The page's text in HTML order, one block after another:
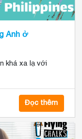
Anh ở
khá xa lạ với
Đọc thêm